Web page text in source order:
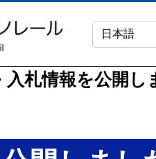
入札情報を公開し